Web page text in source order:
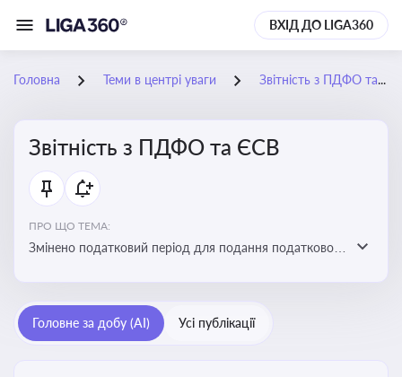
ВХІД ДО LIGA360
Головна Теми в центрі уваги Звітність з ПДФО та ЄСВ
Звітність з ПДФО та ЄСВ
ПРО ЩО ТЕМА:
Змінено податковий період для подання податкового
Головне за добу (AI) Усі публікації